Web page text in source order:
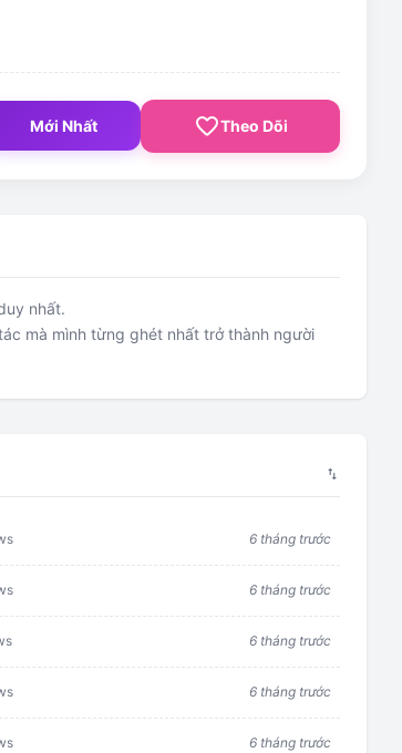
Mới Nhất favorite_borderTheo Dõi
nhất.
mà mình từng ghét nhất trở thành người
swap_vert
6 tháng trước
6 tháng trước
6 tháng trước
6 tháng trước
6 tháng trước